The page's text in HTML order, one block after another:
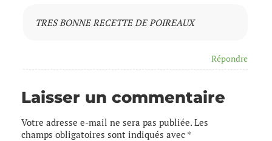
TRES BONNE RECETTE DE POIREAUX
Répondre
Laisser un commentaire
Votre adresse e-mail ne sera pas publiée. Les
champs obligatoires sont indiqués avec *